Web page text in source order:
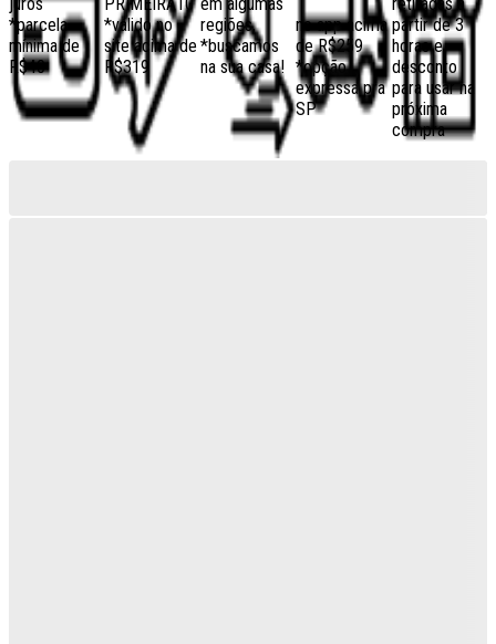
*parcela
mínima de
R$40
*válido no
site acima de
R$319
regiões,
*buscamos
na sua casa!
no app acima
de R$259
*opção
expressa pra
SP
partir de 3
horas e
desconto
para usar na
próxima
compra